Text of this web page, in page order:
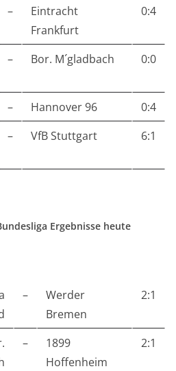
–
Eintracht
Frankfurt
0:4
– Bor. M´gladbach 0:0
– Hannover 96
0:4
– VfB Stuttgart 6:1
Ergebnisse heute
–
Werder
Bremen
2:1
–
1899
Hoffenheim
2:1